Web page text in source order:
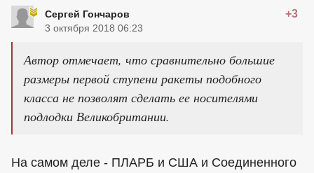
Сергей Гончаров +3
3 октября 2018 06:23
Автор отмечает, что сравнительно большие
размеры первой ступени ракеты подобного
класса не позволят сделать ее носителями
подлодки Великобритании.
На самом деле - ПЛАРБ и США и Соединенного